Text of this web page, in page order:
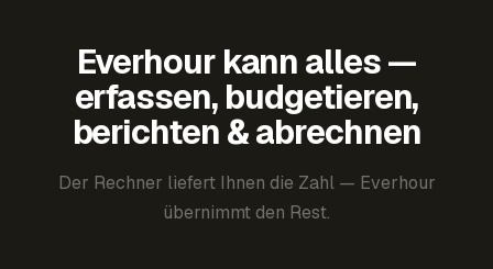
Everhour kann alles —
erfassen, budgetieren,
berichten & abrechnen
Der Rechner liefert Ihnen die Zahl — Everhour
übernimmt den Rest.